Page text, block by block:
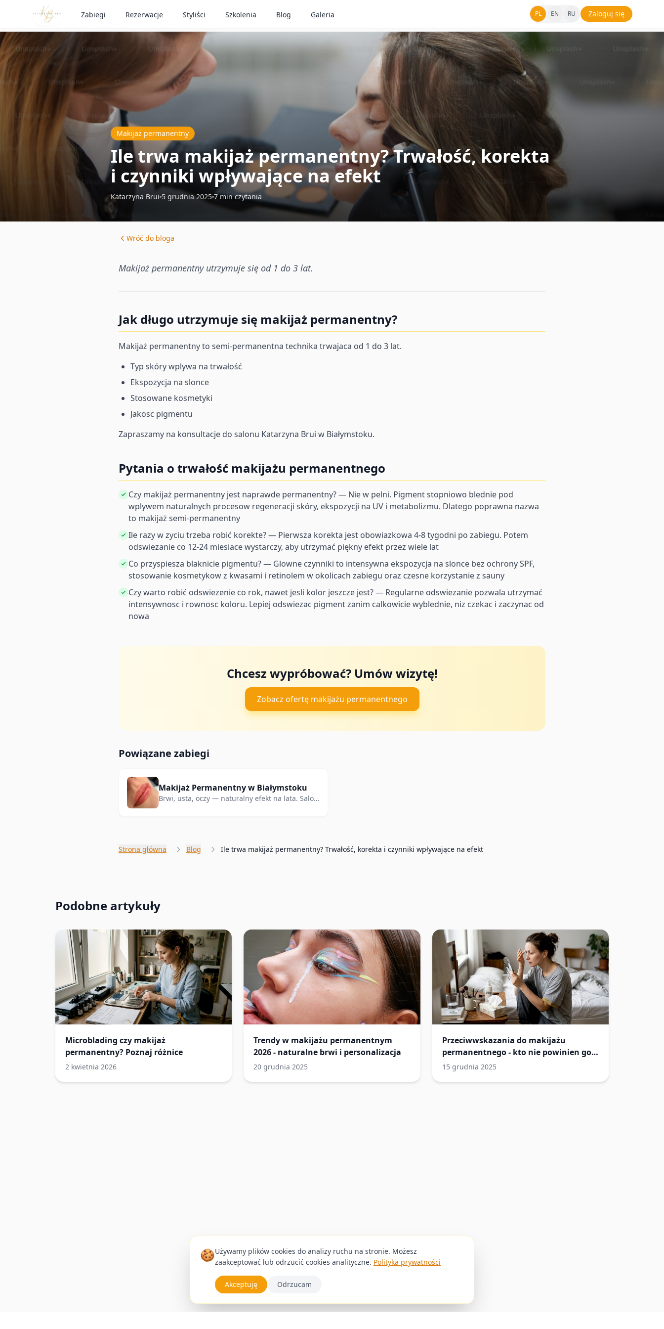
Zabiegi Rezerwacje Styliści Szkolenia Blog Galeria PL EN RU Zaloguj się
Makijaż permanentny
Ile trwa makijaż permanentny? Trwałość, korekta
i czynniki wpływające na efekt
Katarzyna Brui 5 grudnia 2025 7 min czytania
Wróć do bloga
Makijaż permanentny utrzymuje się od 1 do 3 lat.
Jak długo utrzymuje się makijaż permanentny?
Makijaż permanentny to semi-permanentna technika trwajaca od 1 do 3 lat.
Typ skóry wplywa na trwałość
Ekspozycja na slonce
Stosowane kosmetyki
Jakosc pigmentu
Zapraszamy na konsultacje do salonu Katarzyna Brui w Białymstoku.
Pytania o trwałość makijażu permanentnego
Czy makijaż permanentny jest naprawde permanentny? — Nie w pelni. Pigment stopniowo blednie pod
wplywem naturalnych procesow regeneracji skóry, ekspozycji na UV i metabolizmu. Dlatego poprawna nazwa
to makijaż semi-permanentny
Ile razy w zyciu trzeba robić korekte? — Pierwsza korekta jest obowiazkowa 4-8 tygodni po zabiegu. Potem
odswiezanie co 12-24 miesiace wystarczy, aby utrzymać piękny efekt przez wiele lat
Co przyspiesza blaknicie pigmentu? — Glowne czynniki to intensywna ekspozycja na slonce bez ochrony SPF,
stosowanie kosmetykow z kwasami i retinolem w okolicach zabiegu oraz czesne korzystanie z sauny
Czy warto robić odswiezenie co rok, nawet jesli kolor jeszcze jest? — Regularne odswiezanie pozwala utrzymać
intensywnosc i rownosc koloru. Lepiej odswiezac pigment zanim calkowicie wyblednie, niz czekac i zaczynac od
nowa
Chcesz wypróbować? Umów wizytę!
Zobacz ofertę makijażu permanentnego
Powiązane zabiegi
Makijaż Permanentny w Białymstoku
Brwi, usta, oczy — naturalny efekt na lata. Salon
Strona główna Blog Ile trwa makijaż permanentny? Trwałość, korekta i czynniki wpływające na efekt
Podobne artykuły
Microblading czy makijaż
permanentny? Poznaj różnice
2 kwietnia 2026
Trendy w makijażu permanentnym
2026 - naturalne brwi i personalizacja
20 grudnia 2025
Przeciwwskazania do makijażu
permanentnego - kto nie powinien go
robić?
15 grudnia 2025
🍪Używamy plików cookies do analizy ruchu na stronie. Możesz
zaakceptować lub odrzucić cookies analityczne. Polityka prywatności
Akceptuję Odrzucam